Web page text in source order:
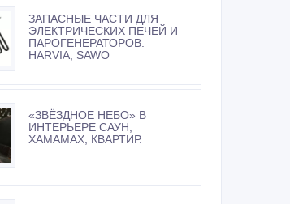
ЗАПАСНЫЕ ЧАСТИ ДЛЯ
ЭЛЕКТРИЧЕСКИХ ПЕЧЕЙ И
ПАРОГЕНЕРАТОРОВ.
HARVIA, SAWO
«ЗВЁЗДНОЕ НЕБО» В
ИНТЕРЬЕРЕ САУН,
ХАМАМАХ, КВАРТИР.